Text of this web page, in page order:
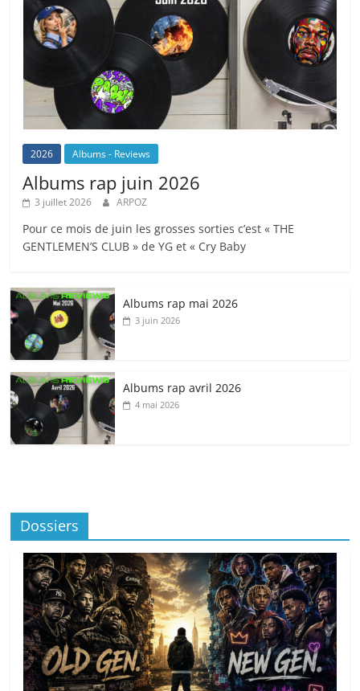
2026 Albums - Reviews
Albums rap juin 2026
3 juillet 2026 ARPOZ
Pour ce mois de juin les grosses sorties c’est « THE
GENTLEMEN’S CLUB » de YG et « Cry Baby
Albums rap mai 2026
3 juin 2026
Albums rap avril 2026
4 mai 2026
Dossiers